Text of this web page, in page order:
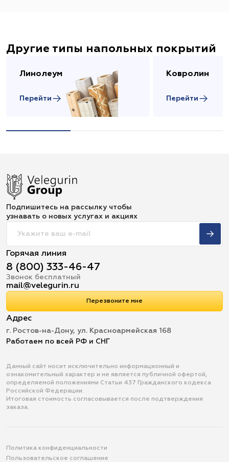
Другие типы напольных покрытий
Линолеум
Перейти
Ковролин
Перейти
Подпишитесь на рассылку чтобы
узнавать о новых услугах и акциях
Горячая линия
8 (800) 333-46-47
Звонок бесплатный
mail@velegurin.ru
Перезвоните мне
Адрес
г. Ростов-на-Дону, ул. Красноармейская 168
Работаем по всей РФ и СНГ
Данный сайт носит исключительно информационный и
ознакомительный характер и не является публичной офертой,
определяемой положениями Статьи 437 Гражданского кодекса
Российской Федерации.
Итоговая стоимость согласовывается после подтверждения
заказа.
Политика конфиденциальности
Пользовательское соглашение